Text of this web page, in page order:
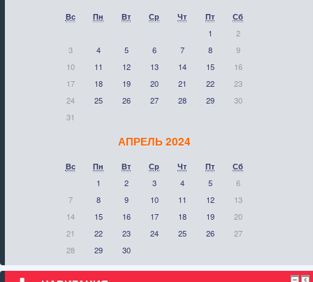
Вс Пн Вт Ср Чт Пт
Сб
1
2
3
4 5 6 7 8
9
10
11 12 13 14 15
16
17
18 19 20 21 22
23
24
25 26 27 28 29
30
31
АПРЕЛЬ 2024
Вс Пн Вт Ср Чт Пт
Сб
1
2 3 4 5
6
7
8 9 10 11 12
13
14
15 16 17 18 19
20
21
22 23 24 25 26
27
28
29 30